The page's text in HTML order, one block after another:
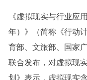
《虚拟现实与行业
年）》（简称《行动
育部、文旅部、国家
联合发布，对虚拟现
划》表示，虚拟现实